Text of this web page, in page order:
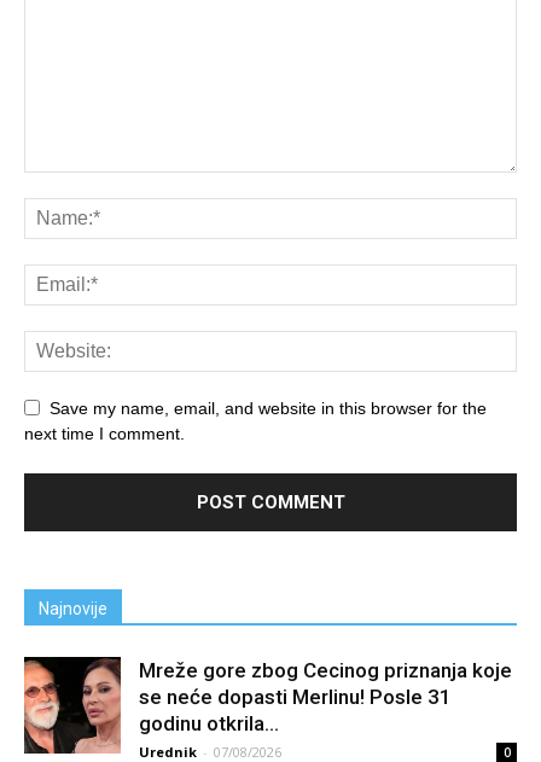
Save my name, email, and website in this browser for the
next time I comment.
Najnovije
Mreže gore zbog Cecinog priznanja koje
se neće dopasti Merlinu! Posle 31
godinu otkrila...
Urednik - 07/08/2026 0